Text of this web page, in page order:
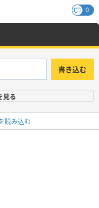
0
書き込む
見る
読み込む